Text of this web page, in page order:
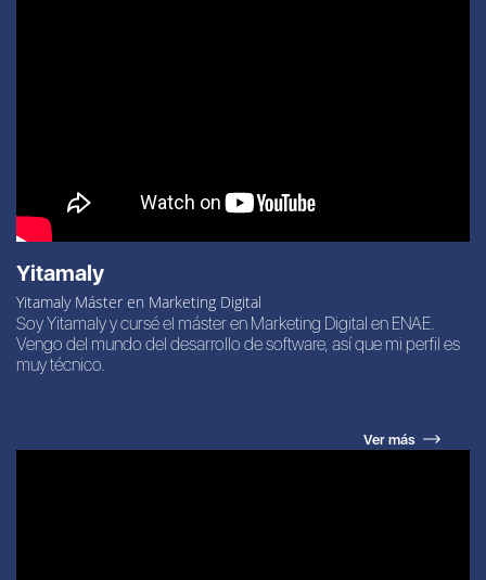
Yitamaly
Yitamaly Máster en Marketing Digital
Soy Yitamaly y cursé el máster en Marketing Digital en ENAE.
Vengo del mundo del desarrollo de software, así que mi perfil es
muy técnico.
Ver más